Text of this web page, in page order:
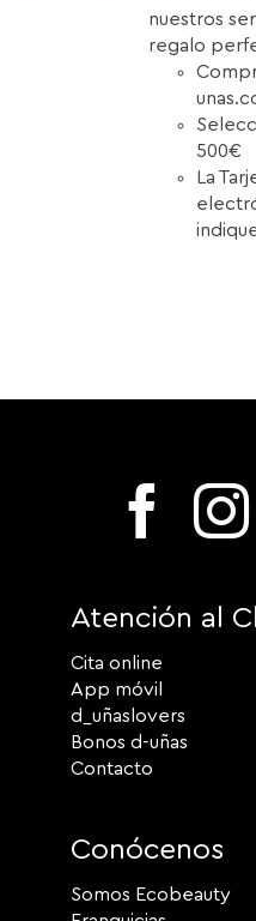
nuestros
regalo
500€
La
Atención al
Cita online
App móvil
d_uñaslovers
Bonos d-uñas
Contacto
Conócenos
Somos Ecobeauty